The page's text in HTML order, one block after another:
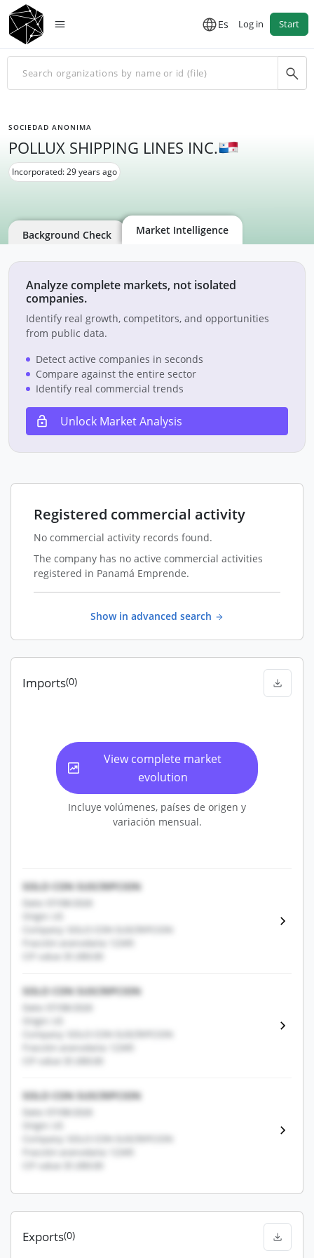
Es Log in Start
SOCIEDAD ANONIMA
POLLUX SHIPPING LINES INC.
Incorporated: 29 years ago
Background Check Market Intelligence
Analyze complete markets, not isolated
companies.
Identify real growth, competitors, and opportunities
from public data.
Detect active companies in seconds
Compare against the entire sector
Identify real commercial trends
Unlock Market Analysis
Registered commercial activity
No commercial activity records found.
The company has no active commercial activities
registered in Panamá Emprende.
Show in advanced search
Imports(0)
View complete market
evolution
Incluye volúmenes, países de origen y
variación mensual.
SOLO CON SUSCRIPCION
Date: 07/08/2026
Origin: US
Company: SOLO CON SUSCRIPCION
Fracción arancelaria: 12345
CIF value: $1,000.00
SOLO CON SUSCRIPCION
Date: 07/08/2026
Origin: US
Company: SOLO CON SUSCRIPCION
Fracción arancelaria: 12345
CIF value: $1,000.00
SOLO CON SUSCRIPCION
Date: 07/08/2026
Origin: US
Company: SOLO CON SUSCRIPCION
Fracción arancelaria: 12345
CIF value: $1,000.00
Exports(0)